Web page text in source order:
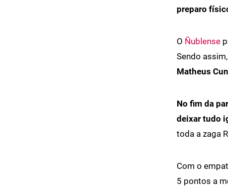
preparo
O Ñublense
Sendo
Matheus
No fim da
deixar tudo
toda a zaga
Com o
5 pontos a